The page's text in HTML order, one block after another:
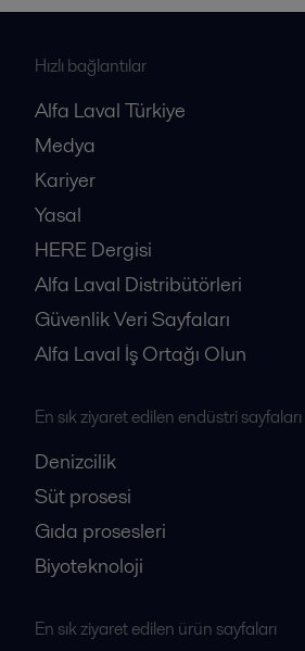
Hızlı bağlantılar
Alfa Laval Türkiye
Medya
Kariyer
Yasal
HERE Dergisi
Alfa Laval Distribütörleri
Güvenlik Veri Sayfaları
Alfa Laval İş Ortağı Olun
En sık ziyaret edilen endüstri sayfaları
Denizcilik
Süt prosesi
Gıda prosesleri
Biyoteknoloji
En sık ziyaret edilen ürün sayfaları